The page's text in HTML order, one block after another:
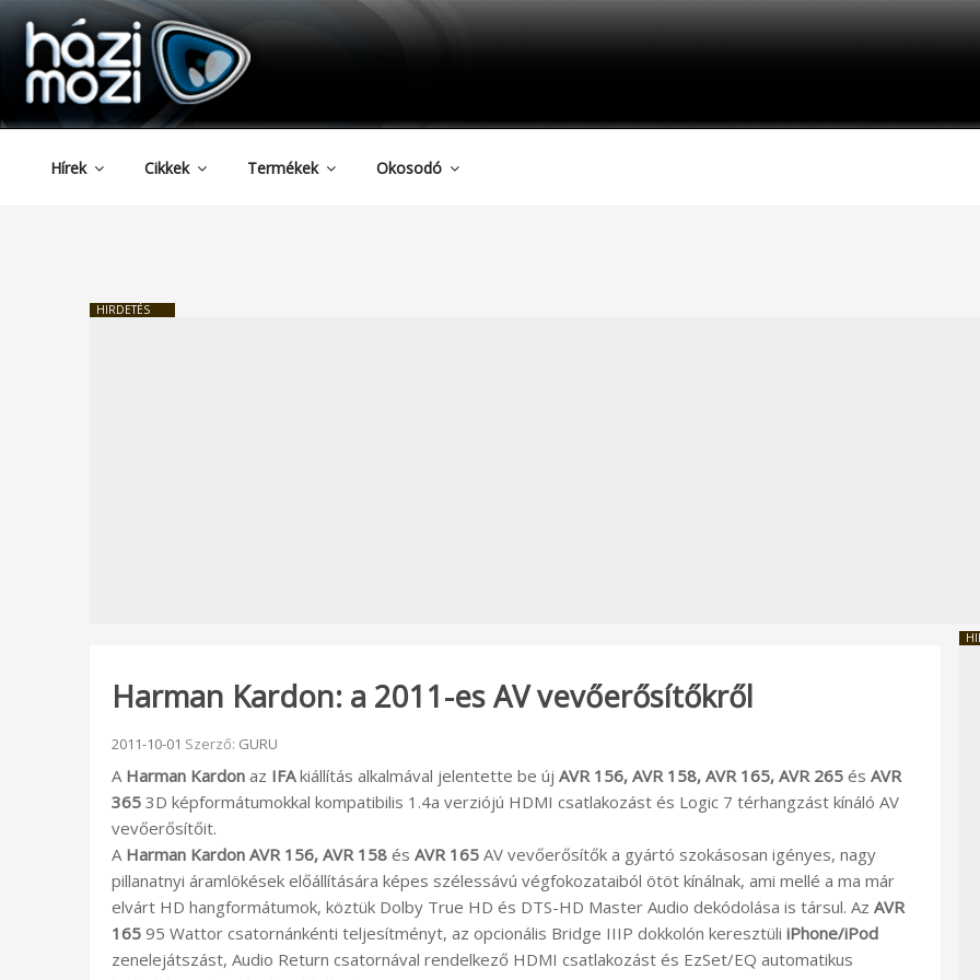
Tartalomhoz
HAZIMOZI
Hírek Cikkek Termékek Okosodó
HIRDETÉS
Harman Kardon: a 2011-es AV vevőerősítőkről
Beküldve:
2011-10-01 Szerző: GURU
A Harman Kardon az IFAkiállítás alkalmával jelentette be új AVR 156, AVR 158, AVR 165, AVR 265 és AVR
365 3D képformátumokkal kompatibilis 1.4a verziójú HDMI csatlakozást és Logic 7 térhangzást kínáló AV
vevőerősítőit.
A Harman Kardon AVR 156, AVR 158 és AVR 165 AV vevőerősítők a gyártó szokásosan igényes, nagy
pillanatnyi áramlökések előállítására képes szélessávú végfokozataiból ötöt kínálnak, ami mellé a ma már
elvárt HD hangformátumok, köztük Dolby True HD és DTS-HD Master Audio dekódolása is társul. Az AVR
165 95 Wattor csatornánkénti teljesítményt, az opcionális Bridge IIIP dokkolón keresztüli iPhone/iPod
zenelejátszást, Audio Return csatornával rendelkező HDMI csatlakozást és EzSet/EQ automatikus